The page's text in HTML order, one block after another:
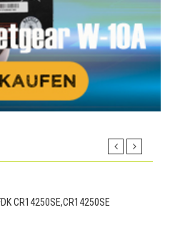
CR14250SE,CR14250SE